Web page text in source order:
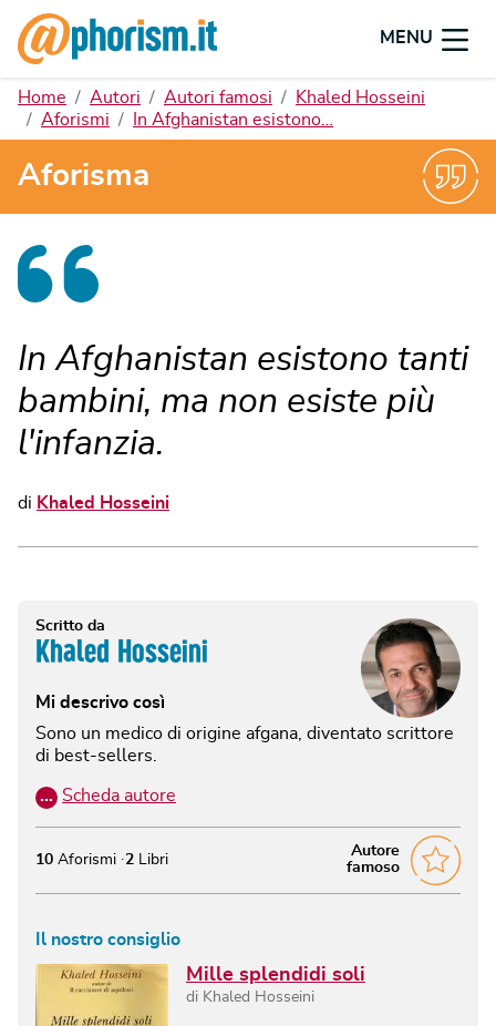
MENU
Home Autori Autori famosi
Khaled Hosseini
Aforismi
In Afghanistan esistono…
Aforisma
In Afghanistan esistono tanti
bambini, ma non esiste più
l'infanzia.
di Khaled Hosseini
Scritto da
Khaled Hosseini
Mi descrivo così
Sono un medico di origine afgana, diventato scrittore
di best-sellers.
… Scheda autore
Autore
famoso
10 Aforismi 2 Libri
Il nostro consiglio
Mille splendidi soli
di Khaled Hosseini